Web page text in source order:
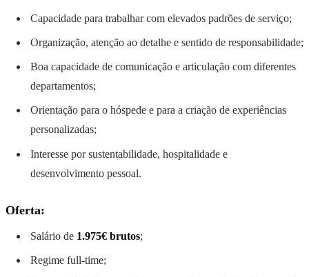
Capacidade para trabalhar com elevados padrões de serviço;
Organização, atenção ao detalhe e sentido de responsabilidade;
Boa capacidade de comunicação e articulação com diferentes
departamentos;
Orientação para o hóspede e para a criação de experiências
personalizadas;
Interesse por sustentabilidade, hospitalidade e
desenvolvimento pessoal.
Oferta:
Salário de 1.975€ brutos;
Regime full-time;